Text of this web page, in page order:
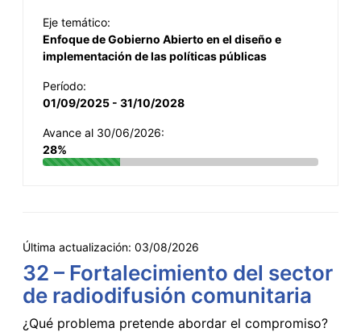
Eje temático:
Enfoque de Gobierno Abierto en el diseño e
implementación de las políticas públicas
Período:
01/09/2025 - 31/10/2028
Avance al 30/06/2026:
28%
Última actualización: 03/08/2026
32 – Fortalecimiento del sector
de radiodifusión comunitaria
¿Qué problema pretende abordar el compromiso?